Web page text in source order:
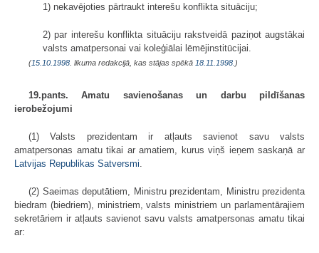
1) nekavējoties pārtraukt interešu konflikta situāciju;
2) par interešu konflikta situāciju rakstveidā paziņot augstākai
valsts amatpersonai vai koleģiālai lēmējinstitūcijai.
(15.10.1998 . likuma redakcijā, kas stājas spēkā 18.11.1998. )
19.pants. Amatu savienošanas un darbu pildīšanas
ierobežojumi
(1) Valsts prezidentam ir atļauts savienot savu valsts
amatpersonas amatu tikai ar amatiem, kurus viņš ieņem saskaņā ar
Latvijas Republikas Satversmi
(2) Saeimas deputātiem, Ministru prezidentam, Ministru prezidenta
biedram (biedriem), ministriem, valsts ministriem un parlamentārajiem
sekretāriem ir atļauts savienot savu valsts amatpersonas amatu tikai
ar: